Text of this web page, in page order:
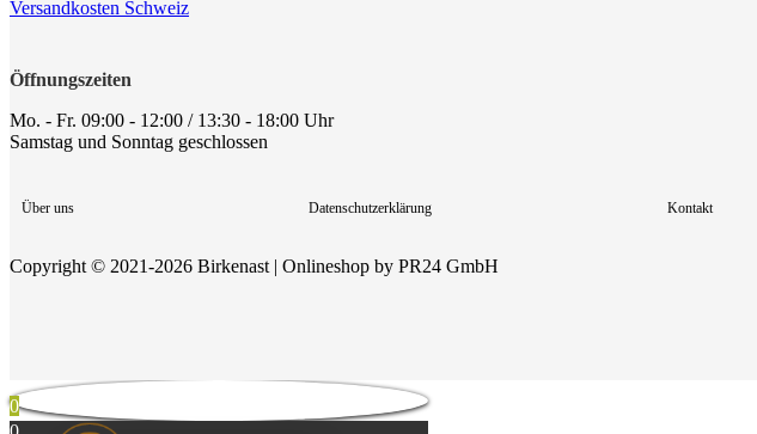
Versandkosten Schweiz
Öffnungszeiten
Mo. - Fr. 09:00 - 12:00 / 13:30 - 18:00 Uhr
Samstag und Sonntag geschlossen
Über uns Datenschutzerklärung Kontakt
Copyright © 2021-2026 Birkenast | Onlineshop by PR24 GmbH
0